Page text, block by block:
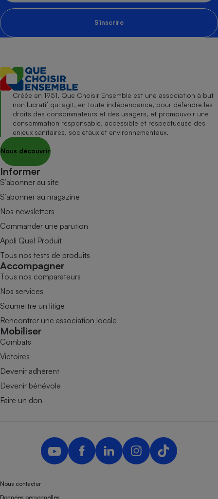
S'inscrire
Créée en 1951, Que Choisir Ensemble est une association à but
non lucratif qui agit, en toute indépendance, pour défendre les
droits des consommateurs et des usagers, et promouvoir une
consommation responsable, accessible et respectueuse des
enjeux sanitaires, sociétaux et environnementaux.
Nous découvrir
Informer
S’abonner au site
S’abonner au magazine
Nos newsletters
Commander une parution
Appli Quel Produit
Tous nos tests de produits
Accompagner
Tous nos comparateurs
Nos services
Soumettre un litige
Rencontrer une association locale
Mobiliser
Combats
Victoires
Devenir adhérent
Devenir bénévole
Faire un don
Nous contacter
Données personnelles